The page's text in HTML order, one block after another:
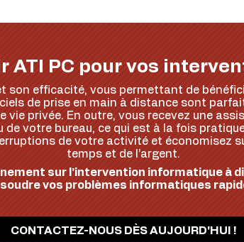
ATI PC pour vos
son efficacité, vous permettant de
de prise en main à distance sont
vie privée. En outre, vous recevez une
votre bureau, ce qui est à la fois
de votre activité et économisez
temps et de l’argent.
sur l’intervention informatique à
vos problèmes informatiques
CONTACTEZ-NOUS DÈS AUJOURD'HUI !